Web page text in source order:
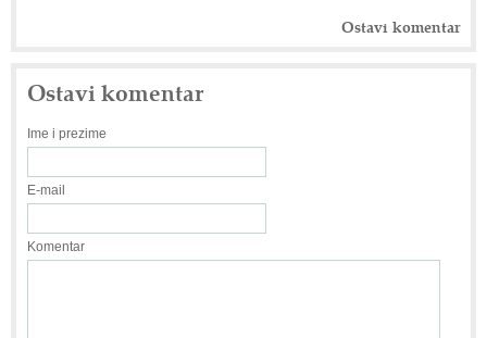
Ostavi komentar
Ostavi komentar
Ime i prezime
E-mail
Komentar